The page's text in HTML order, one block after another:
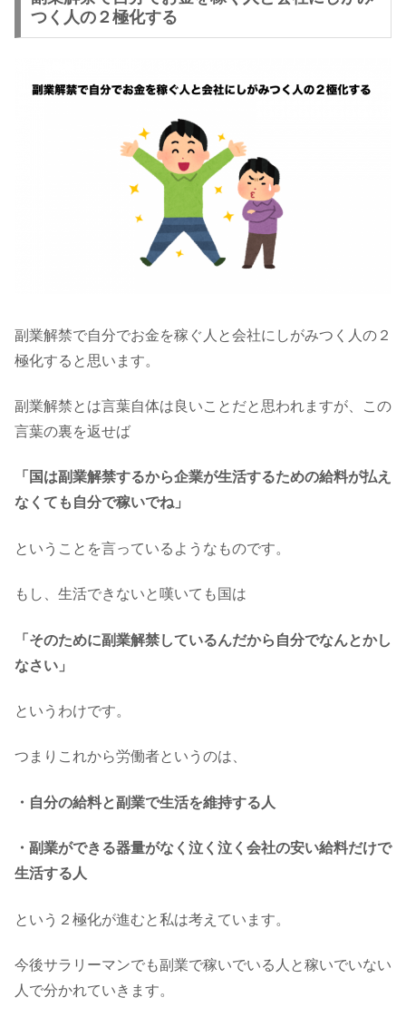
つく人の２極化する
副業解禁で自分でお金を稼ぐ人と会社にしがみつく人の２
極化すると思います。
副業解禁とは言葉自体は良いことだと思われますが、この
言葉の裏を返せば
「国は副業解禁するから企業が生活するための給料が払え
なくても自分で稼いでね」
ということを言っているようなものです。
もし、生活できないと嘆いても国は
「そのために副業解禁しているんだから自分でなんとかし
なさい」
というわけです。
つまりこれから労働者というのは、
・自分の給料と副業で生活を維持する人
・副業ができる器量がなく泣く泣く会社の安い給料だけで
生活する人
という２極化が進むと私は考えています。
今後サラリーマンでも副業で稼いでいる人と稼いでいない
人で分かれていきます。